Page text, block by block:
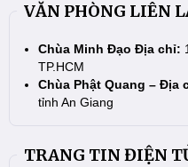
VĂN PHÒNG LIÊN
Chùa Minh Đạo Địa chỉ:
TP.HCM
Chùa Phật Quang – Địa
tỉnh An Giang
TRANG TIN ĐIỆN